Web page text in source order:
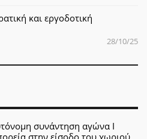
και εργοδοτική
28/10/25
συνάντηση αγώνα Ι
στην είσοδο του χωριού